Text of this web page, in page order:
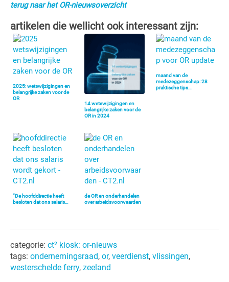
terug naar het OR-nieuwsoverzicht
artikelen die wellicht ook interessant zijn:
2025: wetswijzigingen en
belangrijke zaken voor de
OR
14 wetswijzigingen en
belangrijke zaken voor de
OR in 2024
maand van de
medezeggenschap: 28
praktische tips…
“De hoofddirectie heeft
besloten dat ons salaris…
de OR en onderhandelen
over arbeidsvoorwaarden
categorie: ct² kiosk: or-nieuws
tags: ondernemingsraad, or, veerdienst, vlissingen,
westerschelde ferry, zeeland